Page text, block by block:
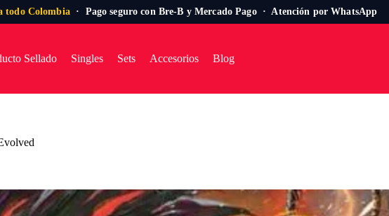
todo Colombia· Pago seguro con Bre-B y Mercado Pago · Atención por WhatsApp
Sellado Singles Sets Accesorios Blog